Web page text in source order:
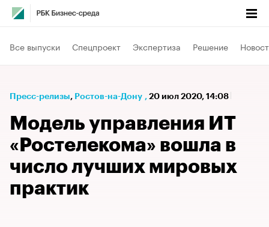
Все выпуски Спецпроект Экспертиза Решение
Пресс-релизы⁠, Ростов-на-Дону , 20 июл 2020, 14:08
Модель управления ИТ
«Ростелекома» вошла в
число лучших мировых
практик